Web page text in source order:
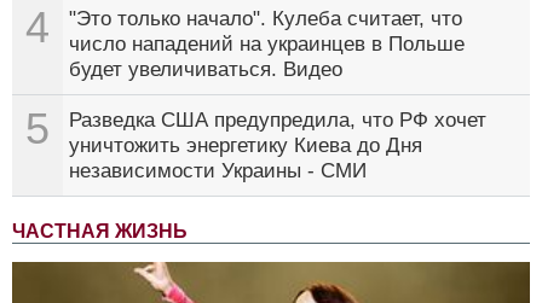
4
"Это только начало". Кулеба считает, что
число нападений на украинцев в Польше
будет увеличиваться. Видео
5
Разведка США предупредила, что РФ хочет
уничтожить энергетику Киева до Дня
независимости Украины - СМИ
ЧАСТНАЯ ЖИЗНЬ